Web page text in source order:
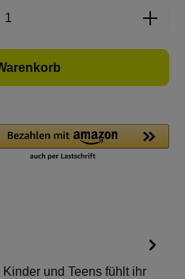
den gewünschten
und Teens fühlt ihr